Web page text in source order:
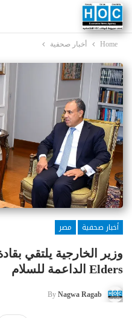
Home أخبار صحفية
أخبار صحفية
مصر
Elders الداعمة للسلام
By Nagwa Ragab